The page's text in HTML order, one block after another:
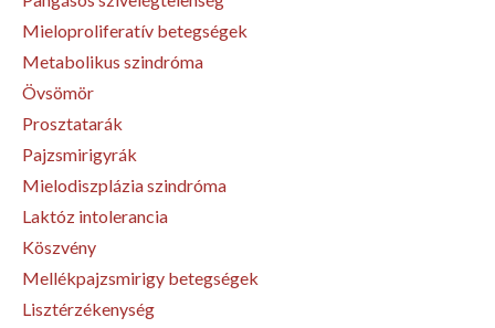
Mieloproliferatív betegségek
Metabolikus szindróma
Övsömör
Prosztatarák
Pajzsmirigyrák
Mielodiszplázia szindróma
Laktóz intolerancia
Köszvény
Mellékpajzsmirigy betegségek
Lisztérzékenység